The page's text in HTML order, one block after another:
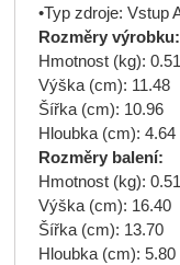
•Typ zdroje: Vstup
Rozměry výrobku:
Hmotnost (kg):
Výška (cm): 11.48
Šířka (cm): 10.96
Hloubka (cm): 4.64
Rozměry balení:
Hmotnost (kg):
Výška (cm): 16.40
Šířka (cm): 13.70
Hloubka (cm): 5.80